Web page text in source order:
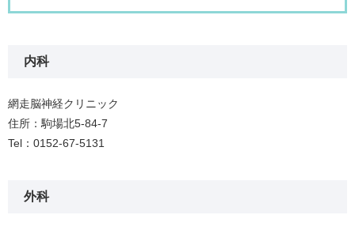
内科
網走脳神経クリニック
住所：駒場北5-84-7
Tel：0152-67-5131
外科